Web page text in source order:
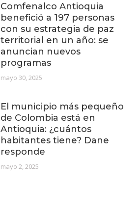
Comfenalco Antioquia
benefició a 197 personas
con su estrategia de paz
territorial en un año: se
anuncian nuevos
programas
mayo 30, 2025
El municipio más pequeño
de Colombia está en
Antioquia: ¿cuántos
habitantes tiene? Dane
responde
mayo 2, 2025